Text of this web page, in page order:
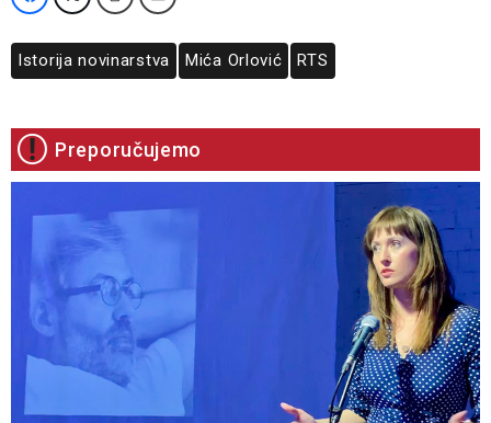
Istorija novinarstva Mića Orlović RTS
Preporučujemo